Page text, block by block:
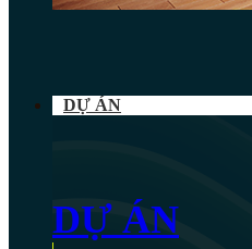
DỰ ÁN
DỰ ÁN